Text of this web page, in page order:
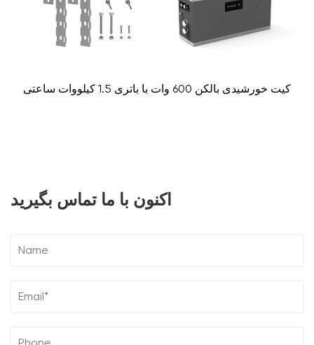
کیت خورشیدی بالکن 600 وات با باتری 1.5 کیلووات ساعتی
اکنون با ما تماس بگیرید